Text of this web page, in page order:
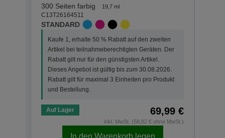
300 Seiten farbig
19,7 ml
C13T26164511
STANDARD
Kaufe 1, erhalte 50 % Rabatt auf den zweiten
Artikel bei teilnahmeberechtigten Geräten. Der
Rabatt gilt nur für den günstigsten Artikel.
Dieses Angebot ist gültig bis zum 30.08.2026.
Rabatt gilt für maximal 3 Einheiten pro Produkt
und Bestellung.
Auf Lager 69,99 €
inkl. MwSt. (58,82 € ohne MwSt.)